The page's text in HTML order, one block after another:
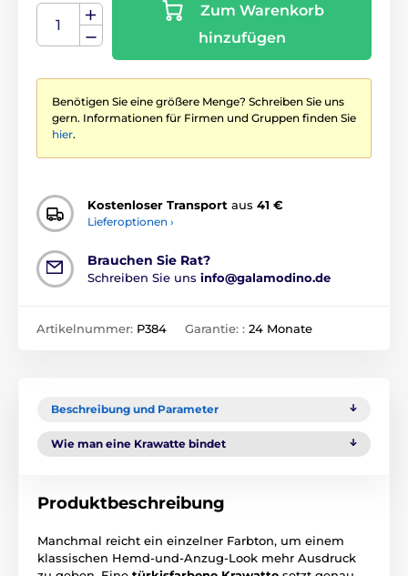
Zum Warenkorb
hinzufügen
Benötigen Sie eine größere Menge? Schreiben Sie uns
gern. Informationen für Firmen und Gruppen finden Sie
hier.
Kostenloser Transport aus 41 €
Lieferoptionen ›
Brauchen Sie Rat?
Schreiben Sie uns info@galamodino.de
Artikelnummer: P384 Garantie: : 24 Monate
Beschreibung und Parameter
Wie man eine Krawatte bindet
Produktbeschreibung
Manchmal reicht ein einzelner Farbton, um einem
klassischen Hemd-und-Anzug-Look mehr Ausdruck